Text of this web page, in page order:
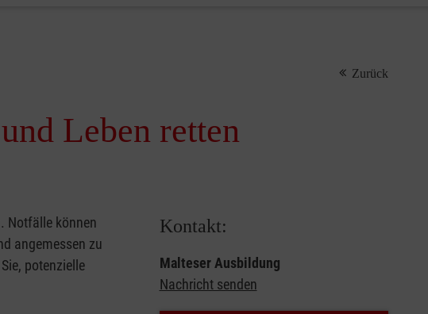
Zurück
Leben retten
Notfälle können
angemessen zu
potenzielle
Kontakt:
Malteser Ausbildung
Nachricht senden